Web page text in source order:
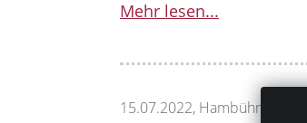
Mehr lesen...
15.07.2022, Hambühren